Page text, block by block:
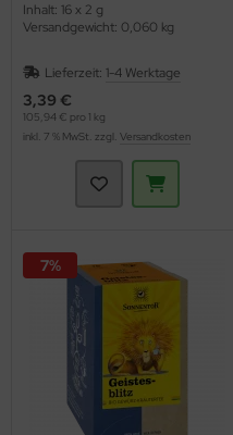
Inhalt: 16 x 2 g
Versandgewicht: 0,060 kg
Lieferzeit: 1-4 Werktage
3,39 €
105,94 € pro 1 kg
inkl. 7 % MwSt. zzgl. Versandkosten
7%